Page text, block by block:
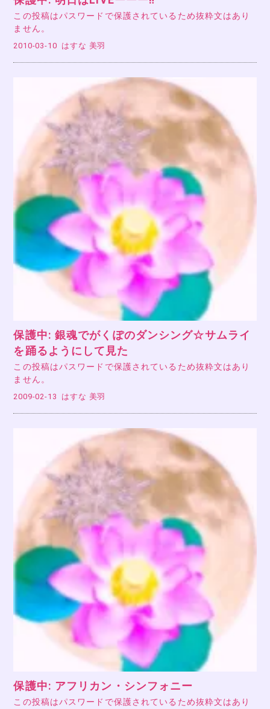
この投稿はパスワードで保護されているため抜粋文はあり
ません。
2010-03-10 はすな 美羽
保護中: 銀魂でがくぽのダンシング☆サムライ
を踊るようにして見た
この投稿はパスワードで保護されているため抜粋文はあり
ません。
2009-02-13 はすな 美羽
保護中: アフリカン・シンフォニー
この投稿はパスワードで保護されているため抜粋文はあり